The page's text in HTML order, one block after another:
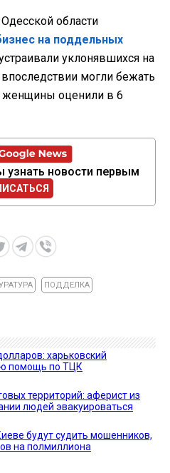
области
на поддельных
уклонявшихся на
могли бежать
женщины оценили в 6
узнать новости первым
ПОДДЕЛКА
харьковский
помощь по ТЦК
территорий: аферист из
людей эвакуироваться
будут судить мошенников,
на полмиллиона